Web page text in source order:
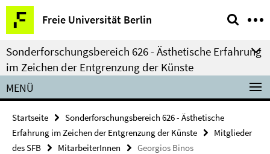
Springe
direkt
zu
Inhalt
Freie Universität Berlin
Service-
Navigation
Sonderforschungsbereich 626 - Ästhetische Erfahrung
im Zeichen der Entgrenzung der Künste
MENÜ
Startseite
Sonderforschungsbereich 626 - Ästhetische
Erfahrung im Zeichen der Entgrenzung der Künste
Mitglieder
des SFB
MitarbeiterInnen Georgios Binos